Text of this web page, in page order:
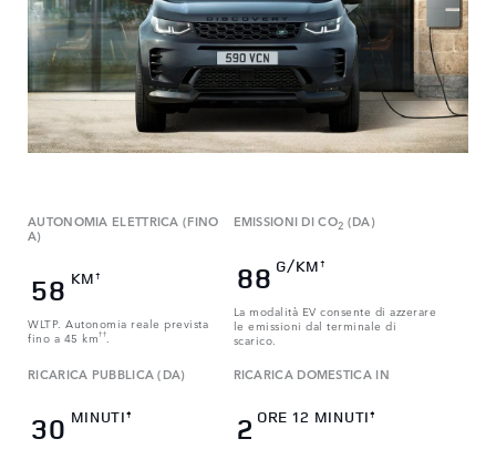
AUTONOMIA ELETTRICA (FINO
A)
58 KM†
WLTP. Autonomia reale prevista
fino a 45 km††
EMISSIONI DI CO2 (DA)
88 G/KM†
La modalità EV consente di azzerare
le emissioni dal terminale di
scarico.
RICARICA PUBBLICA (DA)
30 MINUTI‡
RICARICA DOMESTICA IN
2 ORE 12 MINUTI‡